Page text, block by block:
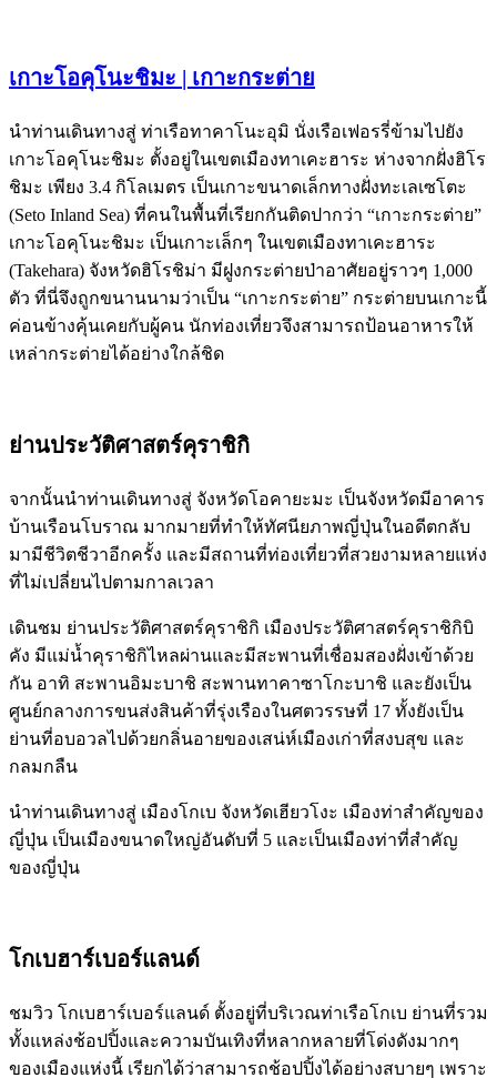
เกาะโอคุโนะชิมะ | เกาะกระต่าย
นำท่านเดินทางสู่ ท่าเรือทาคาโนะอุมิ นั่งเรือเฟอรรี่ข้ามไปยัง
เกาะโอคุโนะชิมะ ตั้งอยู่ในเขตเมืองทาเคะฮาระ ห่างจากฝั่งฮิโร
ชิมะ เพียง 3.4 กิโลเมตร เป็นเกาะขนาดเล็กทางฝั่งทะเลเซโตะ
(Seto Inland Sea) ที่คนในพื้นที่เรียกกันติดปากว่า “เกาะกระต่าย”
เกาะโอคุโนะชิมะ เป็นเกาะเล็กๆ ในเขตเมืองทาเคะฮาระ
(Takehara) จังหวัดฮิโรชิม่า มีฝูงกระต่ายป่าอาศัยอยู่ราวๆ 1,000
ตัว ที่นี่จึงถูกขนานนามว่าเป็น “เกาะกระต่าย” กระต่ายบนเกาะนี้
ค่อนข้างคุ้นเคยกับผู้คน นักท่องเที่ยวจึงสามารถป้อนอาหารให้
เหล่ากระต่ายได้อย่างใกล้ชิด
ย่านประวัติศาสตร์คุราชิกิ
จากนั้นนำท่านเดินทางสู่ จังหวัดโอคายะมะ เป็นจังหวัดมีอาคาร
บ้านเรือนโบราณ มากมายที่ทำให้ทัศนียภาพญี่ปุ่นในอดีตกลับ
มามีชีวิตชีวาอีกครั้ง และมีสถานที่ท่องเที่ยวที่สวยงามหลายแห่ง
ที่ไม่เปลี่ยนไปตามกาลเวลา
เดินชม ย่านประวัติศาสตร์คุราชิกิ เมืองประวัติศาสตร์คุราชิกิบิ
คัง มีแม่น้ำคุราชิกิไหลผ่านและมีสะพานที่เชื่อมสองฝั่งเข้าด้วย
กัน อาทิ สะพานอิมะบาชิ สะพานทาคาซาโกะบาชิ และยังเป็น
ศูนย์กลางการขนส่งสินค้าที่รุ่งเรืองในศตวรรษที่ 17 ทั้งยังเป็น
ย่านที่อบอวลไปด้วยกลิ่นอายของเสน่ห์เมืองเก่าที่สงบสุข และ
กลมกลืน
นำท่านเดินทางสู่ เมืองโกเบ จังหวัดเฮียวโงะ เมืองท่าสำคัญของ
ญี่ปุ่น เป็นเมืองขนาดใหญ่อันดับที่ 5 และเป็นเมืองท่าที่สำคัญ
ของญี่ปุ่น
โกเบฮาร์เบอร์แลนด์
ชมวิว โกเบฮาร์เบอร์แลนด์ ตั้งอยู่ที่บริเวณท่าเรือโกเบ ย่านที่รวม
ทั้งแหล่งช้อปปิ้งและความบันเทิงที่หลากหลายที่โด่งดังมากๆ
ของเมืองแห่งนี้ เรียกได้ว่าสามารถช้อปปิ้งได้อย่างสบายๆ เพราะ